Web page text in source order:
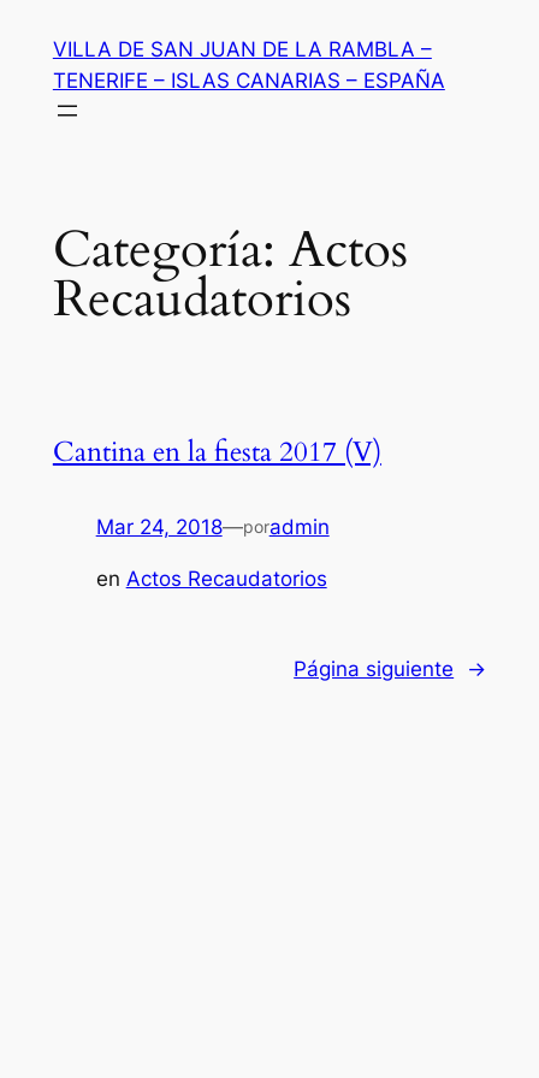
contenido
VILLA DE SAN JUAN DE LA RAMBLA –
TENERIFE – ISLAS CANARIAS – ESPAÑA
Categoría: Actos
Recaudatorios
Cantina en la fiesta 2017 (V)
Mar 24, 2018—poradmin
en Actos Recaudatorios
Página siguiente →